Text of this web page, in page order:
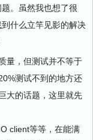
。虽然我也想了很
什么立竿见影的解决
量，但测试并不等于
测试不到的地方还
大的话题，这里就先
client等等，在能满